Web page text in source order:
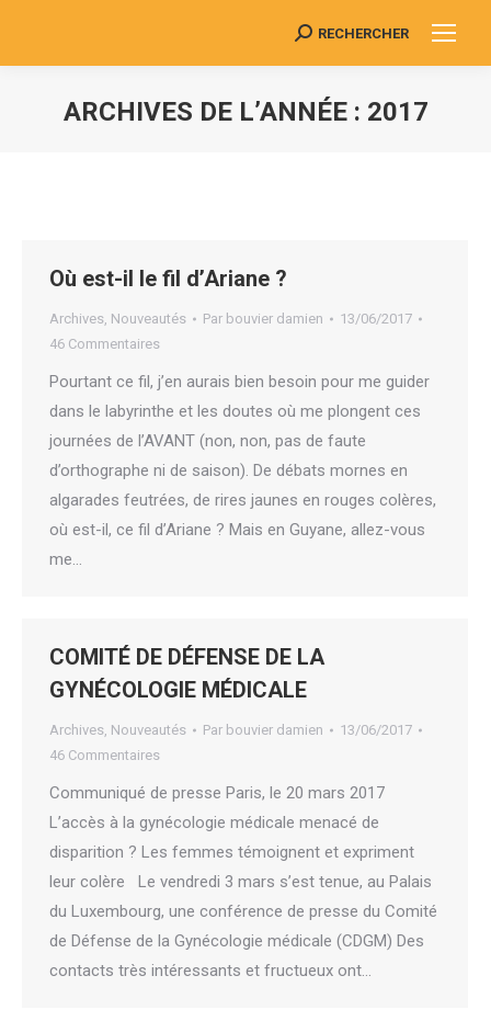
Search:
RECHERCHER
ARCHIVES DE L’ANNÉE : 2017
Où est-il le fil d’Ariane ?
Archives, Nouveautés Par bouvier damien
13/06/2017
46 Commentaires
Pourtant ce fil, j’en aurais bien besoin pour me guider
dans le labyrinthe et les doutes où me plongent ces
journées de l’AVANT (non, non, pas de faute
d’orthographe ni de saison). De débats mornes en
algarades feutrées, de rires jaunes en rouges colères,
où est-il, ce fil d’Ariane ? Mais en Guyane, allez-vous
me…
COMITÉ DE DÉFENSE DE LA
GYNÉCOLOGIE MÉDICALE
Archives, Nouveautés Par bouvier damien
13/06/2017
46 Commentaires
Communiqué de presse Paris, le 20 mars 2017
L’accès à la gynécologie médicale menacé de
disparition ? Les femmes témoignent et expriment
leur colère Le vendredi 3 mars s’est tenue, au Palais
du Luxembourg, une conférence de presse du Comité
de Défense de la Gynécologie médicale (CDGM) Des
contacts très intéressants et fructueux ont…